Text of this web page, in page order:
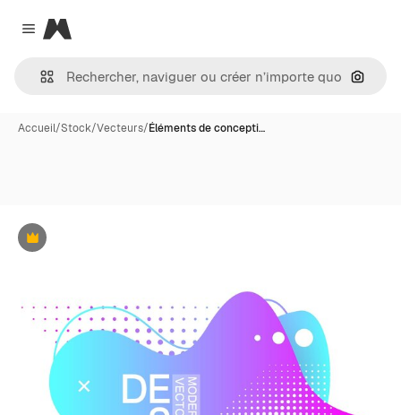
Close menu
Magnific
Accueil/Stock/Vecteurs/Éléments de concepti…
Premium